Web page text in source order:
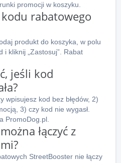
promocji w koszyku.
kodu rabatowego
produkt do koszyka, w polu
i kliknij „Zastosuj”. Rabat
jeśli kod
wpisujesz kod bez błędów, 2)
3) czy kod nie wygasł.
PromoDog.pl.
łączyć z
StreetBooster nie łączy